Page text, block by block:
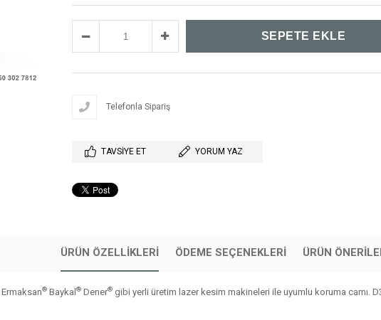
Telefonla Sipariş
TAVSIYE ET YORUM YAZ
ÜRÜN ÖZELLIKLERI ÖDEME SEÇENEKLERI ÜRÜN
Ermaksan® Baykal ® Dener® gibi yerli üretim lazer kesim makineleri ile uyumlu koruma camı.